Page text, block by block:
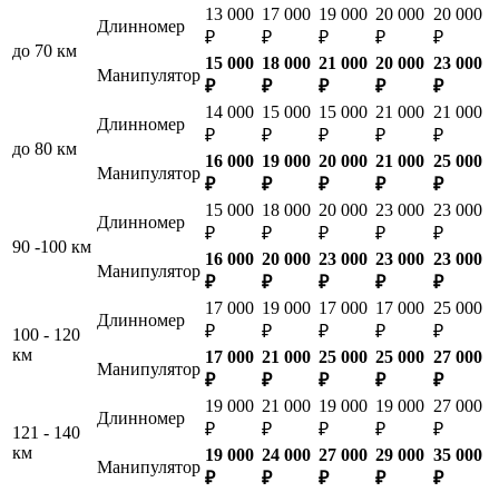
до 70 км
Длинномер
13 000
₽
17 000
₽
19 000
₽
20 000
₽
20 000
₽
Манипулятор
15 000
₽
18 000
₽
21 000
₽
20 000
₽
23 000
₽
до 80 км
Длинномер
14 000
₽
15 000
₽
15 000
₽
21 000
₽
21 000
₽
Манипулятор
16 000
₽
19 000
₽
20 000
₽
21 000
₽
25 000
₽
90 -100 км
Длинномер
15 000
₽
18 000
₽
20 000
₽
23 000
₽
23 000
₽
Манипулятор
16 000
₽
20 000
₽
23 000
₽
23 000
₽
23 000
₽
100 - 120
км
Длинномер
17 000
₽
19 000
₽
17 000
₽
17 000
₽
25 000
₽
Манипулятор
17 000
₽
21 000
₽
25 000
₽
25 000
₽
27 000
₽
121 - 140
км
Длинномер
19 000
₽
21 000
₽
19 000
₽
19 000
₽
27 000
₽
Манипулятор
19 000
₽
24 000
₽
27 000
₽
29 000
₽
35 000
₽